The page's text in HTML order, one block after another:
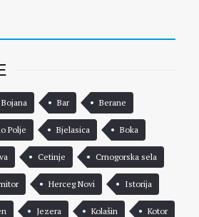
Bar Berane
Polje Bjelasica Boka
Cetinje Crnogorska sela
Herceg Novi Istorija
Jezera Kolašin Kotor